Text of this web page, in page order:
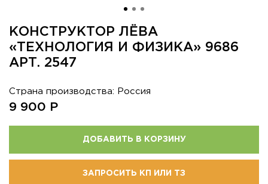
КОНСТРУКТОР ЛЁВА
«ТЕХНОЛОГИЯ И ФИЗИКА» 9686
АРТ. 2547
Страна производства: Россия
9 900 Р
ДОБАВИТЬ В КОРЗИНУ
ЗАПРОСИТЬ КП ИЛИ ТЗ